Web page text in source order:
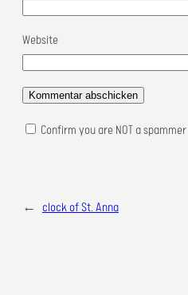
Website
Confirm you are NOT a spammer
← clock of St. Anna